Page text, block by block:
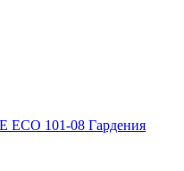
ECO 101-08 Гардения